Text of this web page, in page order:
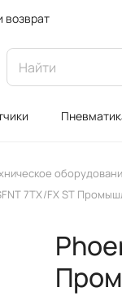
возврат
7TX/FX ST